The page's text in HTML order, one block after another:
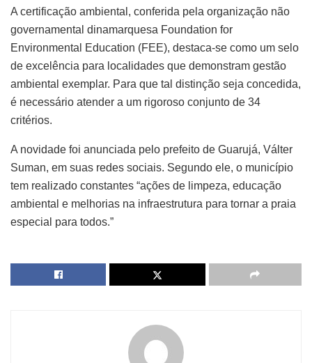
A certificação ambiental, conferida pela organização não
governamental dinamarquesa Foundation for
Environmental Education (FEE), destaca-se como um selo
de excelência para localidades que demonstram gestão
ambiental exemplar. Para que tal distinção seja concedida,
é necessário atender a um rigoroso conjunto de 34
critérios.
A novidade foi anunciada pelo prefeito de Guarujá, Válter
Suman, em suas redes sociais. Segundo ele, o município
tem realizado constantes “ações de limpeza, educação
ambiental e melhorias na infraestrutura para tornar a praia
especial para todos.”